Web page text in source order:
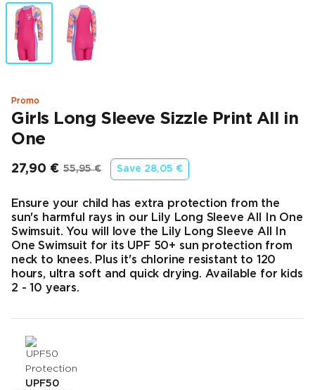
Promo
Girls Long Sleeve Sizzle Print All in
One
27,90 €
Prix final
55,95 €
Prix d’origine
Save 28,05 €
Ensure your child has extra protection from the
sun's harmful rays in our Lily Long Sleeve All In One
Swimsuit. You will love the Lily Long Sleeve All In
One Swimsuit for its UPF 50+ sun protection from
neck to knees. Plus it's chlorine resistant to 120
hours, ultra soft and quick drying. Available for kids
2 - 10 years.
UPF50